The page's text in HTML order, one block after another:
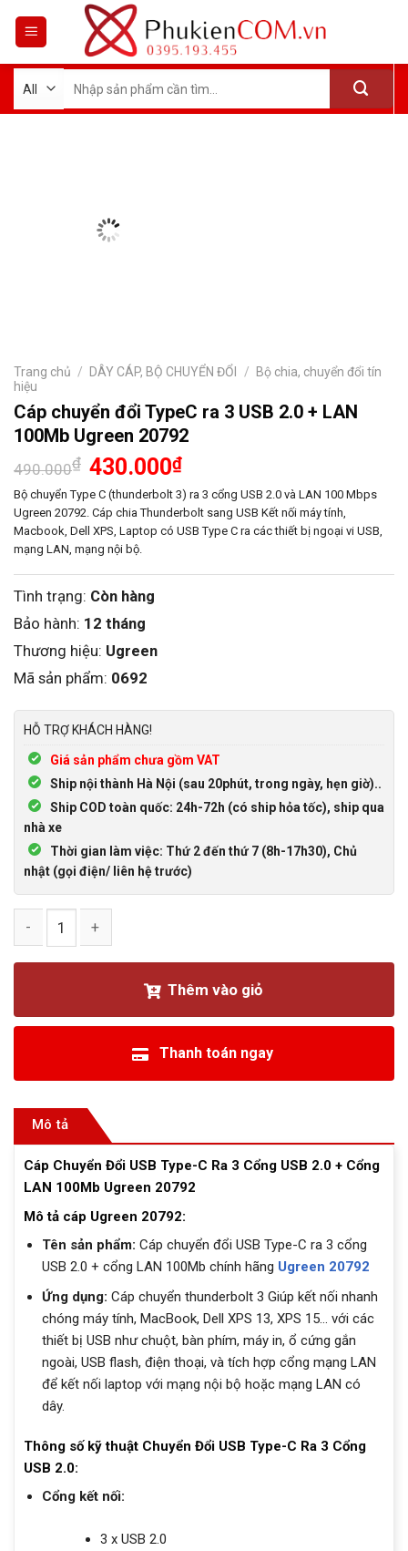
kiếm:
Trang chủ / DÂY CÁP, BỘ CHUYỂN ĐỔI /
Bộ chia, chuyển đổi tín
hiệu
Cáp chuyển đổi TypeC ra 3 USB 2.0 + LAN
100Mb Ugreen 20792
490.000₫ Giá
gốc
là:
490.000₫.
430.000₫Giá
tại
là:
430.000₫.
Bộ chuyển Type C (thunderbolt 3) ra 3 cổng USB 2.0 và LAN 100 Mbps
Ugreen 20792. Cáp chia Thunderbolt sang USB Kết nối máy tính,
Macbook, Dell XPS, Laptop có USB Type C ra các thiết bị ngoại vi USB,
mạng LAN, mạng nội bộ.
Tình trạng: Còn hàng
Bảo hành: 12 tháng
Thương hiệu: Ugreen
Mã sản phẩm: 0692
HỖ TRỢ KHÁCH HÀNG!
Giá sản phẩm chưa gồm VAT
Ship nội thành Hà Nội (sau 20phút, trong ngày, hẹn giờ)..
Ship COD toàn quốc: 24h-72h (có ship hỏa tốc), ship qua
nhà xe
Thời gian làm việc: Thứ 2 đến thứ 7 (8h-17h30), Chủ
nhật (gọi điện/ liên hệ trước)
Thêm vào giỏ
Thanh toán ngay
Mô tả
Cáp Chuyển Đổi USB Type-C Ra 3 Cổng USB 2.0 + Cổng
LAN 100Mb Ugreen 20792
Mô tả cáp Ugreen 20792:
Tên sản phẩm: Cáp chuyển đổi USB Type-C ra 3 cổng
USB 2.0 + cổng LAN 100Mb chính hãng Ugreen 20792
Ứng dụng: Cáp chuyển thunderbolt 3 Giúp kết nối nhanh
chóng máy tính, MacBook, Dell XPS 13, XPS 15… với các
thiết bị USB như chuột, bàn phím, máy in, ổ cứng gắn
ngoài, USB flash, điện thoại, và tích hợp cổng mạng LAN
để kết nối laptop với mạng nội bộ hoặc mạng LAN có
dây.
Thông số kỹ thuật Chuyển Đổi USB Type-C Ra 3 Cổng
USB 2.0:
Cổng kết nối:
3 x USB 2.0